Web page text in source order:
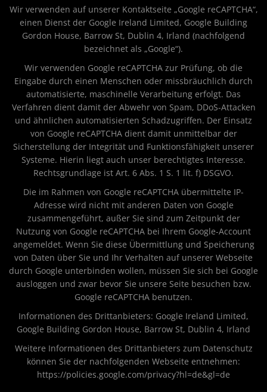
Wir verwenden auf unserer Kontaktseite „Google reCAPTCHA“,
einen Dienst der Google Ireland Limited, Google Building
Gordon House, Barrow St, Dublin 4, Irland (nachfolgend
bezeichnet als „Google“).
Wir verwenden Google reCAPTCHA zur Prüfung, ob die
Eingabe durch einen Menschen oder missbräuchlich durch
automatisierte, maschinelle Verarbeitung erfolgt. Das
Verfahren dient damit der Abwehr von Spam, DDoS-Attacken
und ähnlichen automatisierten Schadzugriffen. Der Einsatz
von Google reCAPTCHA dient damit unmittelbar der
Sicherstellung der Integrität und Funktionsfähigkeit unserer
Systeme. Hierin liegt auch unser berechtigtes Interesse.
Rechtsgrundlage ist Art. 6 Abs. 1 S. 1 lit. f) DSGVO.
Die im Rahmen von Google reCAPTCHA übermittelte IP-
Adresse wird nicht mit anderen Daten von Google
zusammengeführt, außer Sie sind zum Zeitpunkt der
Nutzung von Google reCAPTCHA bei Ihrem Google-Account
angemeldet. Wenn Sie diese Übermittlung und Speicherung
von Daten über Sie und Ihr Verhalten auf unserer Webseite
durch Google unterbinden wollen, müssen Sie sich bei Google
ausloggen und zwar bevor Sie unsere Seite besuchen bzw.
Google reCAPTCHA benutzen.
Informationen des Drittanbieters: Google Ireland Limited,
Google Building Gordon House, Barrow St, Dublin 4, Irland
Weitere Informationen des Drittanbieters zum Datenschutz
können Sie der nachfolgenden Webseite entnehmen:
https://policies.google.com/privacy?hl=de&gl=de